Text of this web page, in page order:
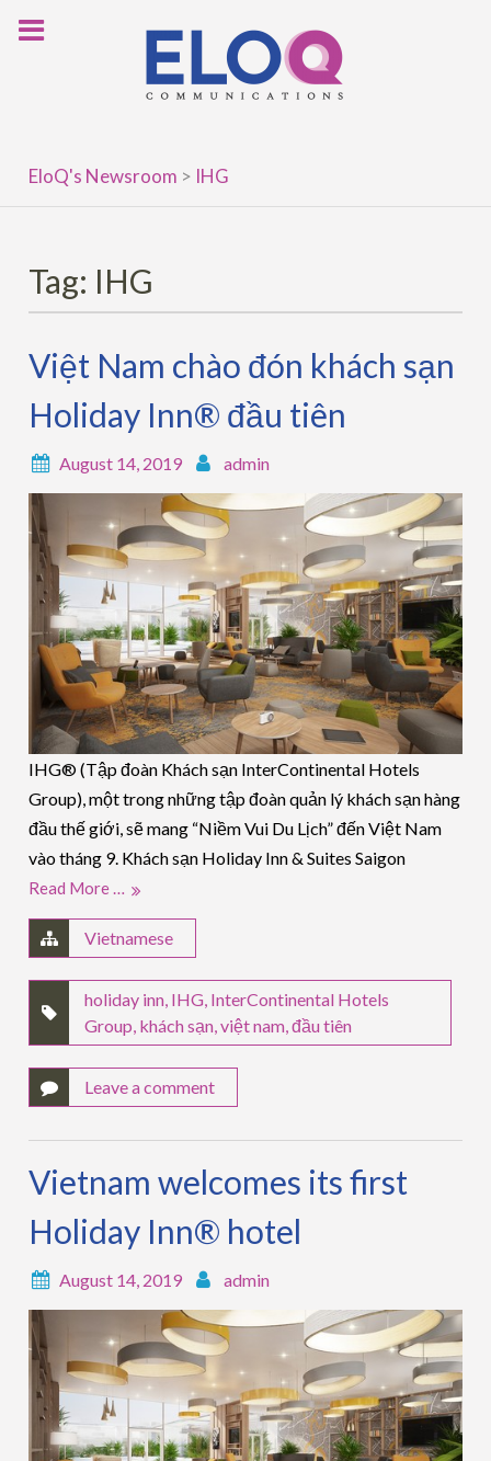
EloQ's Newsroom > IHG
Tag: IHG
Việt Nam chào đón khách sạn
Holiday Inn® đầu tiên
August 14, 2019 admin
IHG® (Tập đoàn Khách sạn InterContinental Hotels
Group), một trong những tập đoàn quản lý khách sạn hàng
đầu thế giới, sẽ mang “Niềm Vui Du Lịch” đến Việt Nam
vào tháng 9. Khách sạn Holiday Inn & Suites Saigon
Read More …
Vietnamese
holiday inn, IHG, InterContinental Hotels
Group, khách sạn,việt nam,đầu tiên
Leave a comment
Vietnam welcomes its first
Holiday Inn® hotel
August 14, 2019 admin